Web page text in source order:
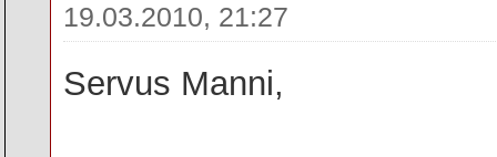
19.03.2010, 21:27
Servus Manni,